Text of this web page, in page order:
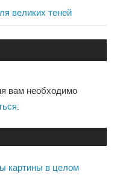
великих теней
вам необходимо
картины в целом